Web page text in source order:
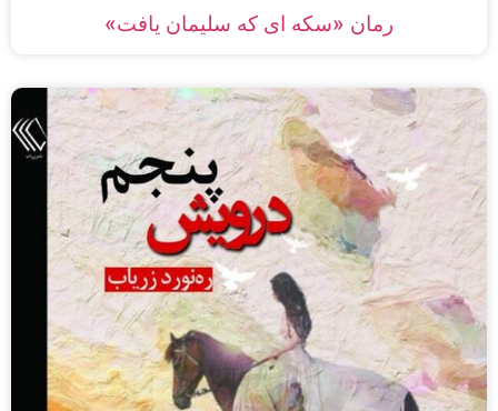
رمان «سکه ای که سلیمان یافت»